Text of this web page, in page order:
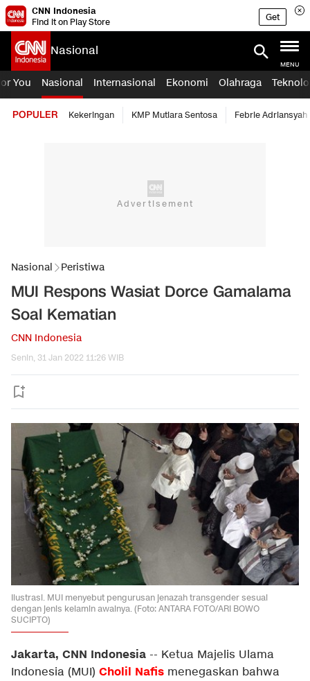
CNN Indonesia
Find it on Play Store
Get
Nasional
MENU
You Nasional Internasional Ekonomi Olahraga
POPULER Kekeringan KMP Mutiara Sentosa Febrie Adriansyah
Nasional Peristiwa
MUI Respons Wasiat Dorce Gamalama
Soal Kematian
CNN Indonesia
Senin, 31 Jan 2022 11:26 WIB
Ilustrasi. MUI menyebut pengurusan jenazah transgender sesuai
dengan jenis kelamin awalnya. (Foto: ANTARA FOTO/ARI BOWO
SUCIPTO)
Jakarta, CNN Indonesia -- Ketua Majelis Ulama
Indonesia (MUI) Cholil Nafis menegaskan bahwa